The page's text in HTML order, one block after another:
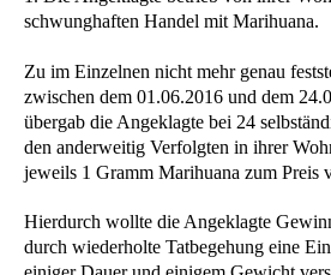
schwunghaften Handel mit Marihuana.
Zu im Einzelnen nicht mehr genau
zwischen dem 01.06.2016 und dem
übergab die Angeklagte bei 24
den anderweitig Verfolgten in ihrer
jeweils 1 Gramm Marihuana zum Preis
Hierdurch wollte die Angeklagte
durch wiederholte Tatbegehung eine